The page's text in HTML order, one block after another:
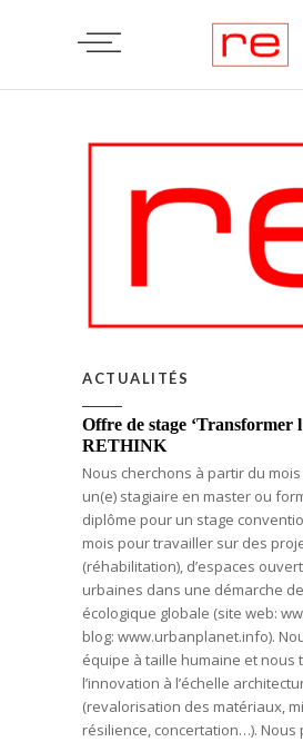
ACTUALITÉS
Offre de stage ‘Transformer
RETHINK
Nous cherchons à partir du
un(e) stagiaire en master ou
diplôme pour un stage
mois pour travailler sur des
(réhabilitation), d’espaces
urbaines dans une démarche
écologique globale (site web:
blog: www.urbanplanet.info).
équipe à taille humaine et nous
l’innovation à l’échelle
(revalorisation des matériaux,
résilience, concertation…). Nous